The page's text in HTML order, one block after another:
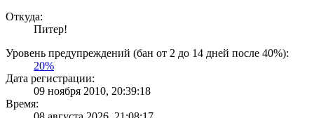
Откуда:
Питер!
Уровень предупреждений (бан от 2 до 14 дней после 40%):
20%
Дата регистрации:
09 ноября 2010, 20:39:18
Время: